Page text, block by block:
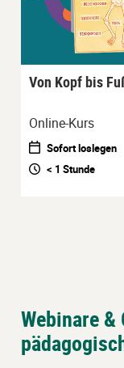
Von Kopf bis
Online-Kurs
Sofort loslegen
< 1 Stunde
Webinare